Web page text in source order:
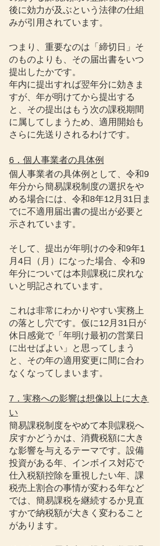
後に効力が及ぶという法律の仕組
みが引用されています。
つまり、重要なのは「締切日」そ
のものよりも、その届出書をいつ
提出したかです。
年内に提出すれば翌年分に効きま
すが、年が明けてから提出する
と、その提出はもう次の課税期間
に属してしまうため、適用開始も
さらに先送りされるわけです。
6．個人事業者の具体例
個人事業者の具体例として、令和9
年分から簡易課税制度の選択をや
める場合には、令和8年12月31日ま
でに不適用届出書の提出が必要と
示されています。
そして、提出が年明けの令和9年1
月4日（月）になった場合、令和9
年分については本則課税に戻れな
いと明記されています。
これは非常にわかりやすい実務上
の落とし穴です。仮に12月31日が
休日感覚で「年明け最初の営業日
に出せばよい」と思ってしまう
と、その年の適用変更に間に合わ
なくなってしまいます。
7．実務への影響は想像以上に大き
い
簡易課税制度をやめて本則課税へ
戻すかどうかは、消費税額に大き
な影響を与えるテーマです。設備
投資がある年、インボイス対応で
仕入税額控除を重視したい年、課
税売上割合の事情が変わる年など
では、簡易課税を継続するか見直
すかで納税額が大きく変わること
があります。